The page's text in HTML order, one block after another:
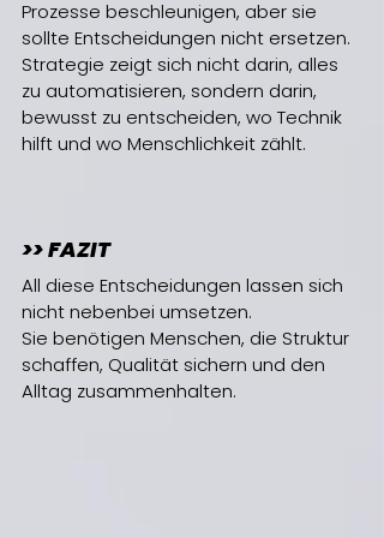
Prozesse beschleunigen, aber sie
sollte Entscheidungen nicht ersetzen.
Strategie zeigt sich nicht darin, alles
zu automatisieren, sondern darin,
bewusst zu entscheiden, wo Technik
hilft und wo Menschlichkeit zählt.
>> FAZIT
All diese Entscheidungen lassen sich
nicht nebenbei umsetzen.
Sie benötigen Menschen, die Struktur
schaffen, Qualität sichern und den
Alltag zusammenhalten.